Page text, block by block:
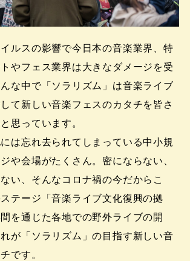
ルスの影響で今日本の音楽業界、特
やフェス業界は大きなダメージを受
な中で「ソラリズム」は音楽ライブ
て新しい音楽フェスのカタチを皆さ
思っています。
は忘れ去られてしまっている中小規
や会場がたくさん。密にならない、
い、そんなコロナ禍の今だからこ
テージ「音楽ライブ文化復興の拠
を通じた各地での野外ライブの開
が「ソラリズム」の目指す新しい音
です。